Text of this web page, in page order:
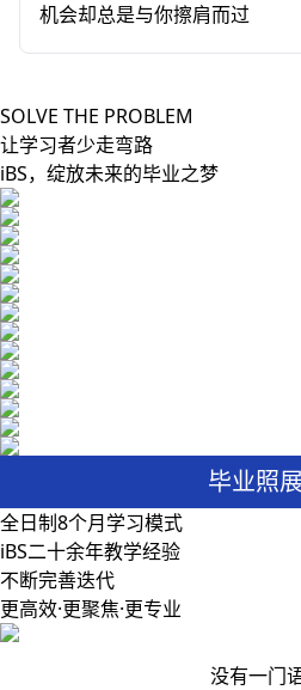
机会却总是与你擦肩而过
SOLVE THE PROBLEM
让学习者少走弯路
iBS，绽放未来的毕业之梦
毕业照
全日制8个月学习模式
iBS二十余年教学经验
不断完善迭代
更高效·更聚焦·更专业
没有一门